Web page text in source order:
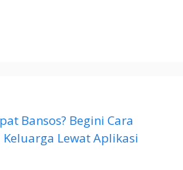
Bansos? Begini Cara
Lewat Aplikasi